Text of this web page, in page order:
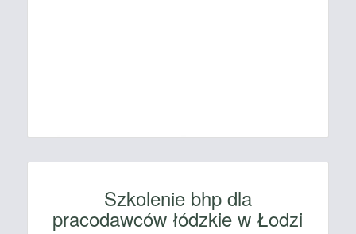
Szkolenie bhp dla
pracodawców łódzkie w Łodzi